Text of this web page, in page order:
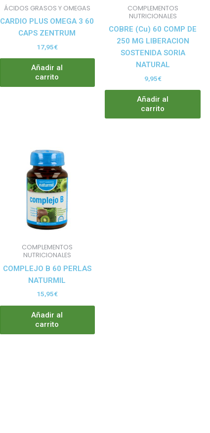
ÁCIDOS GRASOS Y OMEGAS
CARDIO PLUS OMEGA 3 60
CAPS ZENTRUM
17,95€
Añadir al
carrito
COMPLEMENTOS
NUTRICIONALES
COBRE (Cu) 60 COMP DE
250 MG LIBERACION
SOSTENIDA SORIA
NATURAL
9,95€
Añadir al
carrito
COMPLEMENTOS
NUTRICIONALES
COMPLEJO B 60 PERLAS
NATURMIL
15,95€
Añadir al
carrito